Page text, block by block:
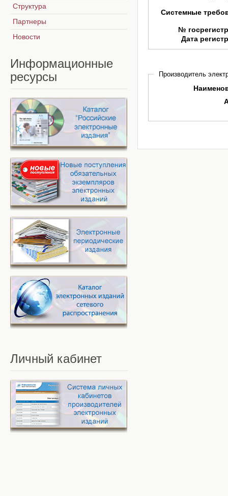
Системные
№
Дата
Производитель
Структура
Партнеры
Новости
Информационные
ресурсы
Личный кабинет